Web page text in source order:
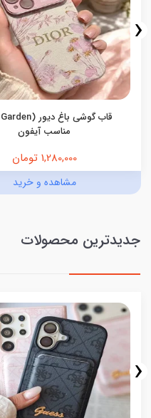
مناسب آیفون
1,280,000 تومان
مشاهده و خرید
‹
جدیدترین محصولات
‹